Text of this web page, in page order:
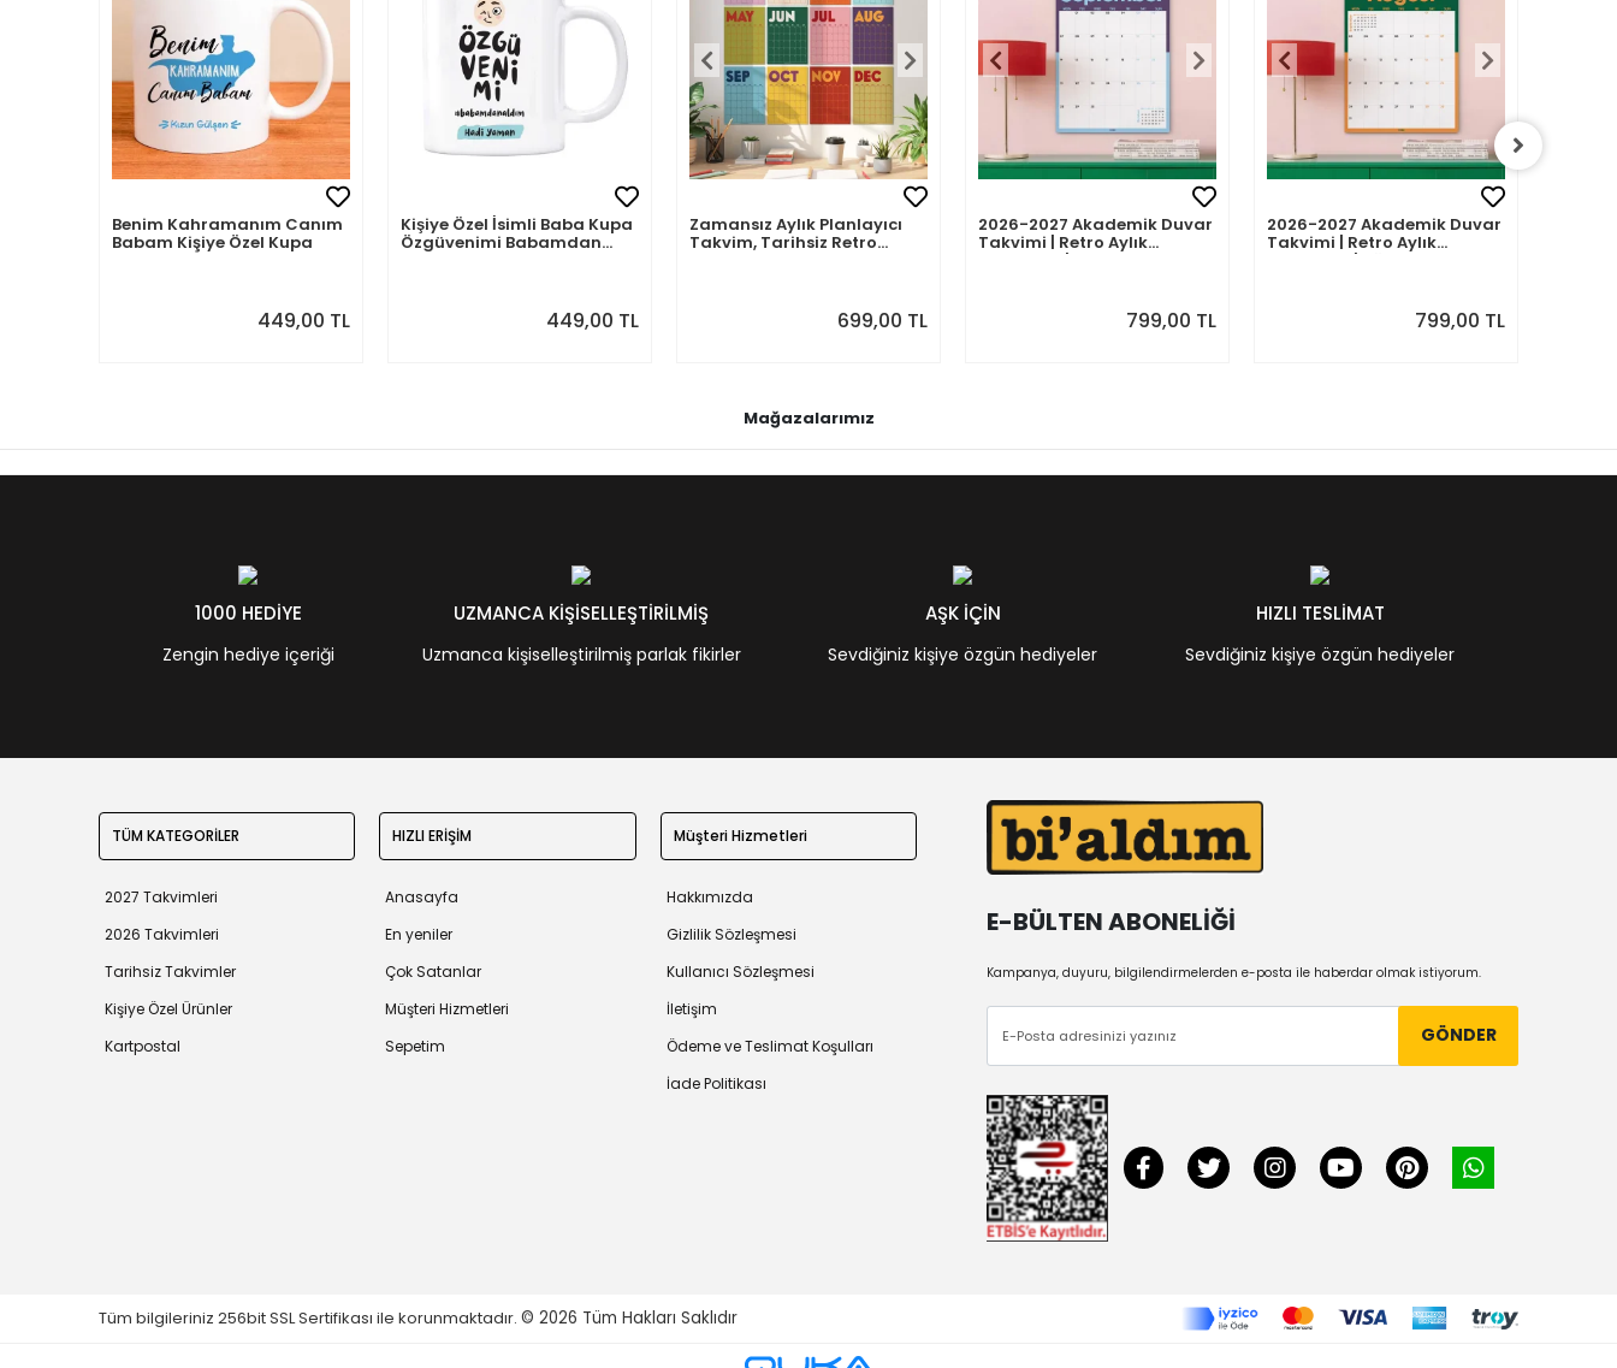
Benim Kahramanım Canım
Babam Kişiye Özel Kupa
449,00 TL
Kişiye Özel İsimli Baba Kupa
Özgüvenimi Babamdan
449,00 TL
Zamansız Aylık Planlayıcı
Takvim, Tarihsiz Retro
699,00 TL
2026-2027 Akademik Duvar
Takvimi | Retro Aylık
Planlayıcı | Eylül 2026 -
799,00 TL
2026-2027 Akademik Duvar
Takvimi | Retro Aylık
Planlayıcı | Ağustos 2026 -
799,00 TL
Mağazalarımız
1000 HEDİYE
Zengin hediye içeriği
UZMANCA KİŞİSELLEŞTİRİLMİŞ
Uzmanca kişiselleştirilmiş parlak fikirler
AŞK İÇİN
Sevdiğiniz kişiye özgün hediyeler
HIZLI TESLİMAT
Sevdiğiniz kişiye özgün hediyeler
TÜM KATEGORİLER
2027 Takvimleri
2026 Takvimleri
Tarihsiz Takvimler
Kişiye Özel Ürünler
Kartpostal
HIZLI ERİŞİM
Anasayfa
En yeniler
Çok Satanlar
Müşteri Hizmetleri
Sepetim
Müşteri Hizmetleri
Hakkımızda
Gizlilik Sözleşmesi
Kullanıcı Sözleşmesi
İletişim
Ödeme ve Teslimat Koşulları
İade Politikası
E-BÜLTEN ABONELİĞİ
Kampanya, duyuru, bilgilendirmelerden e-posta ile haberdar olmak istiyorum.
GÖNDER
Tüm bilgileriniz 256bit SSL Sertifikası ile korunmaktadır. © 2026 Tüm Hakları Saklıdır